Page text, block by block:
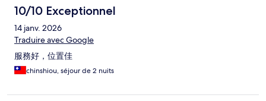
10/10 Exceptionnel
14 janv. 2026
Traduire avec Google
服務好，位置佳
chinshiou, séjour de 2 nuits